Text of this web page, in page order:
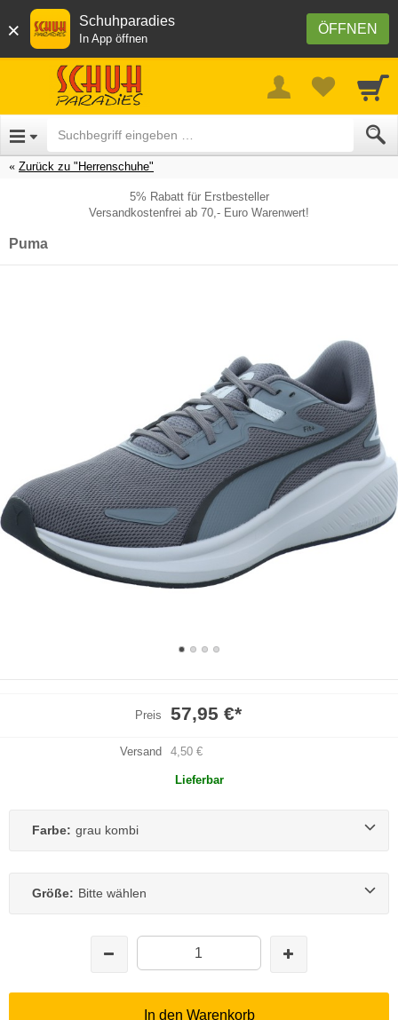
× ÖFFNEN
Schuhparadies
In App öffnen
Zurück zu "Herrenschuhe"
5% Rabatt für Erstbesteller
Versandkostenfrei ab 70,- Euro Warenwert!
Puma
Preis 57,95 €*
Versand 4,50 €
Lieferbar
Farbe: grau kombi
Größe: Bitte wählen
In den Warenkorb